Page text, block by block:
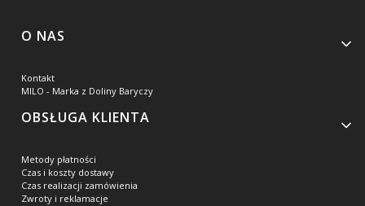
Linki w stopce
O NAS
Kontakt
MILO - Marka z Doliny Baryczy
OBSŁUGA KLIENTA
Metody płatności
Czas i koszty dostawy
Czas realizacji zamówienia
Zwroty i reklamacje